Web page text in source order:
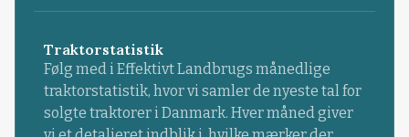
Traktorstatistik
Følg med i Effektivt Landbrugs månedlige
traktorstatistik, hvor vi samler de nyeste tal for
solgte traktorer i Danmark. Hver måned giver